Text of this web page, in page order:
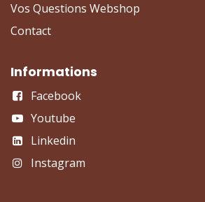
Vos Questions Webshop
Contact
Informations
Facebook
Youtube
Linkedin
Instagram